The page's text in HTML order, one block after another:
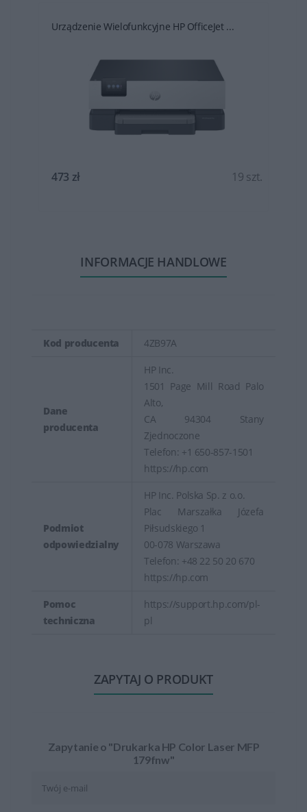
Urządzenie Wielofunkcyjne HP OfficeJet ...
473 zł 19 szt.
INFORMACJE HANDLOWE
Kod producenta 4ZB97A
Dane
producenta
HP Inc.
1501 Page Mill Road Palo
Alto,
CA 94304 Stany
Zjednoczone
Telefon: +1 650-857-1501
https://hp.com
Podmiot
odpowiedzialny
HP Inc. Polska Sp. z o.o.
Plac Marszałka Józefa
Piłsudskiego 1
00-078 Warszawa
Telefon: +48 22 50 20 670
https://hp.com
Pomoc
techniczna
https://support.hp.com/pl-
pl
ZAPYTAJ O PRODUKT
Zapytanie o "Drukarka HP Color Laser MFP
179fnw"